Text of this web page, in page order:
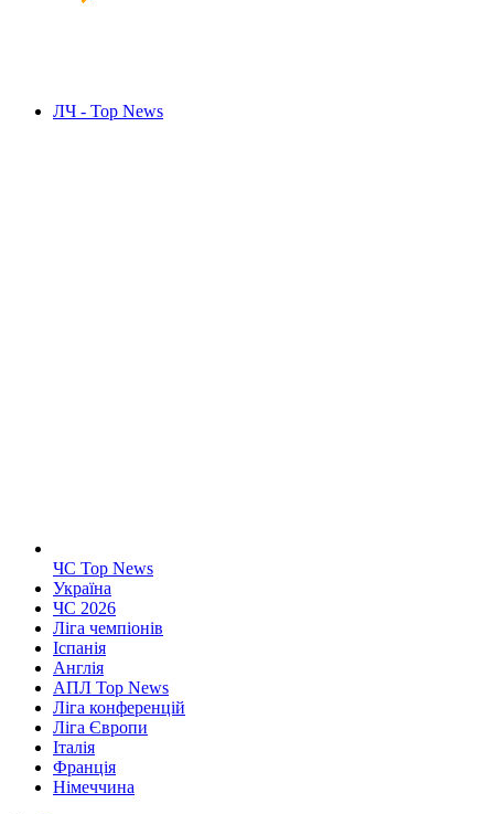
ЛЧ - Top News
ЧС Top News
Україна
ЧС 2026
Ліга чемпіонів
Іспанія
Англія
АПЛ Top News
Ліга конференцій
Ліга Європи
Італія
Франція
Німеччина